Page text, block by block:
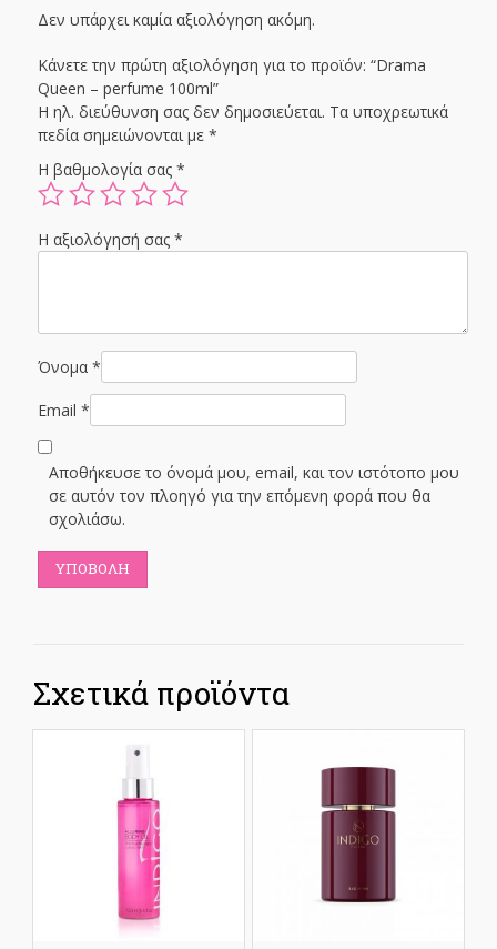
Δεν υπάρχει καμία αξιολόγηση ακόμη.
Κάνετε την πρώτη αξιολόγηση για το προϊόν: “Drama
Queen – perfume 100ml”
Η ηλ. διεύθυνση σας δεν δημοσιεύεται. Τα υποχρεωτικά
πεδία σημειώνονται με *
Η βαθμολογία σας *
Η αξιολόγησή σας *
Όνομα *
Email *
Αποθήκευσε το όνομά μου, email, και τον ιστότοπο μου
σε αυτόν τον πλοηγό για την επόμενη φορά που θα
σχολιάσω.
Σχετικά προϊόντα